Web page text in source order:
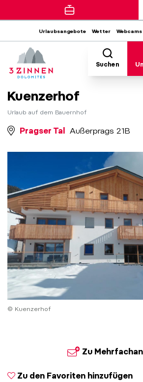
Urlaubsangebote Wetter Webcams
Suchen
Kuenzerhof
Urlaub auf dem Bauernhof
Pragser Tal Außerprags 21B
© Kuenzerhof
Zu
Zu den Favoriten hinzufügen